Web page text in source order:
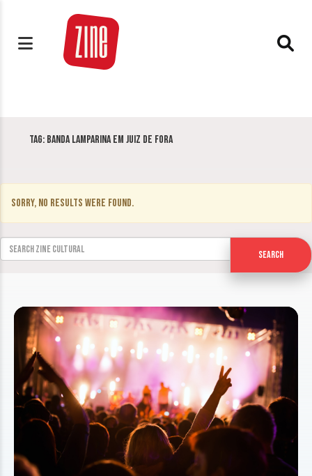
Tag: Banda Lamparina em Juiz de Fora
Sorry, no results were found.
Search for:
Search